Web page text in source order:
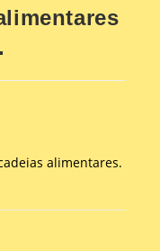
alimentares.